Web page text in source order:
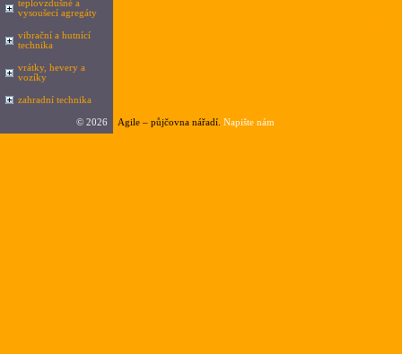
teplovzdušné a
vysoušecí agregáty
vibrační a hutnící
technika
vrátky, hevery a
vozíky
zahradní technika
© 2026 Agile – půjčovna nářadí. Napište nám